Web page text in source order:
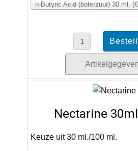
n-Butyric Acid (boterzuur) 30 ml.
Nectarine
Keuze uit 30 ml./100 ml.